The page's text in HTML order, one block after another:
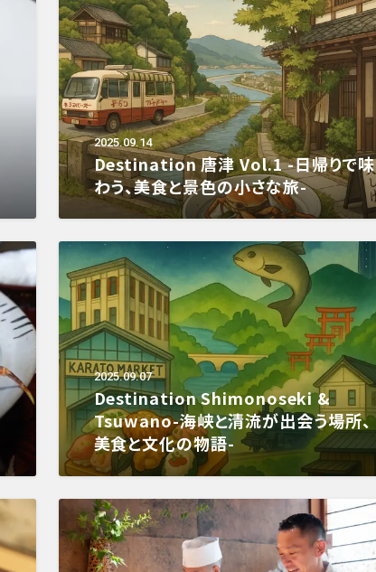
2025.09.14
Destination 唐津 Vol.1 -日帰りで味
わう、美食と景色の小さな旅-
2025.09.07
Destination Shimonoseki &
Tsuwano-海峡と清流が出会う場所、
美食と文化の物語-